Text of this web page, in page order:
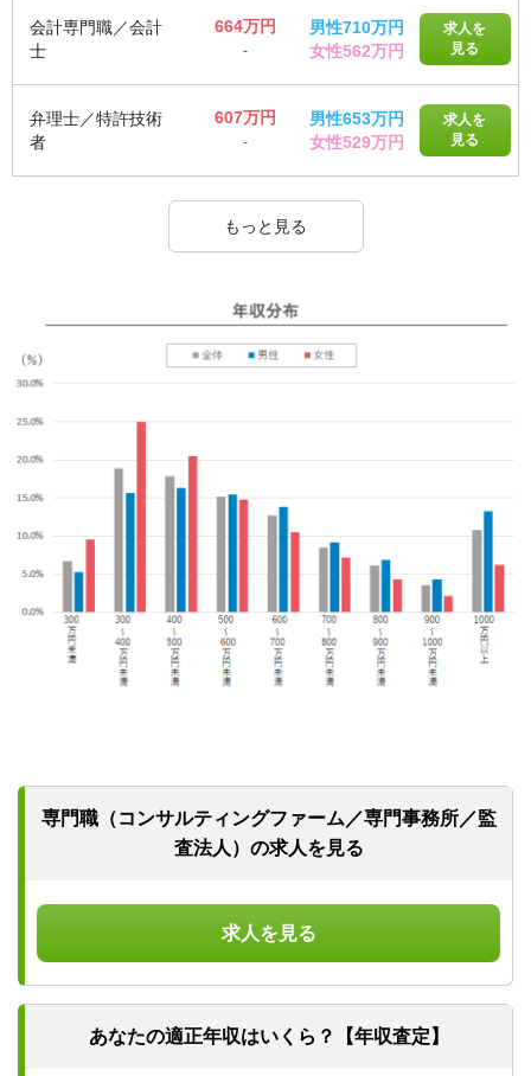
会計専門職／会計
士
664万円
-
男性710万円
女性562万円
求人を
見る
弁理士／特許技術
者
607万円
-
男性653万円
女性529万円
求人を
見る
もっと見る
専門職（コンサルティングファーム／専門事務所／監
査法人）の求人を見る
求人を見る
あなたの適正年収はいくら？【年収査定】